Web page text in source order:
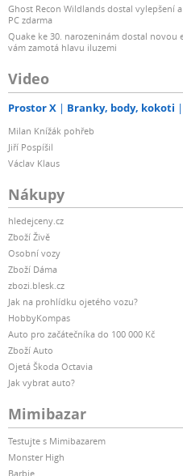
Ghost Recon Wildlands dostal vylepšení
PC zdarma
Quake ke 30. narozeninám dostal
vám zamotá hlavu iluzemi
Video
Prostor X Branky, body, kokoti
Milan Knížák pohřeb
Jiří Pospíšil
Václav Klaus
Nákupy
hledejceny.cz
Zboží Živě
Osobní vozy
Zboží Dáma
zbozi.blesk.cz
Jak na prohlídku ojetého vozu?
HobbyKompas
Auto pro začátečníka do 100 000 Kč
Zboží Auto
Ojetá Škoda Octavia
Jak vybrat auto?
Mimibazar
Testujte s Mimibazarem
Monster High
Barbie